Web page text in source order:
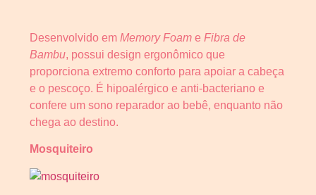
Desenvolvido em Memory Foam e Fibra de
Bambu, possui design ergonômico que
proporciona extremo conforto para apoiar a cabeça
e o pescoço. É hipoalérgico e anti-bacteriano e
confere um sono reparador ao bebê, enquanto não
chega ao destino.
Mosquiteiro